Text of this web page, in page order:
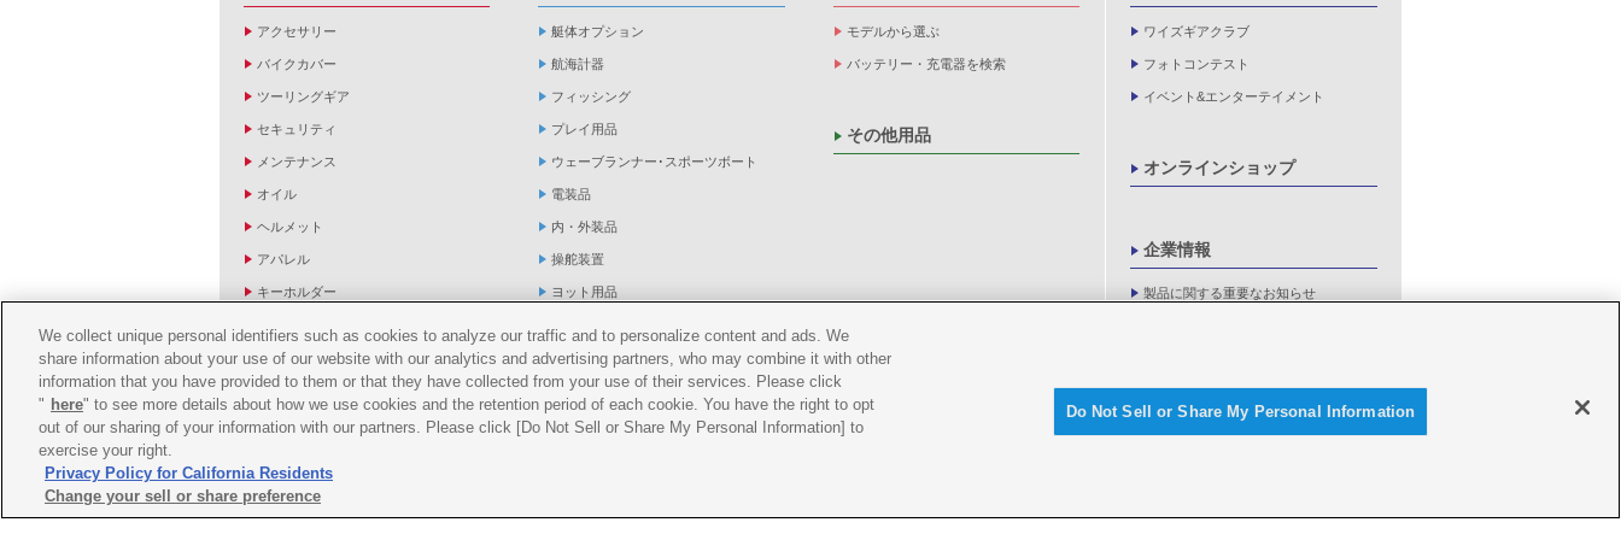
アクセサリー
バイクカバー
ツーリングギア
セキュリティ
メンテナンス
オイル
ヘルメット
アパレル
キーホルダー
バイク雑貨
YZF R1/R6レーシングキットパーツ
艇体オプション
航海計器
フィッシング
プレイ用品
ウェーブランナー･スポーツボート
電装品
内・外装品
操舵装置
ヨット用品
救命品・検査品
メンテナンス
アパレル
モデルから選ぶ
バッテリー・充電器を検索
その他用品
ワイズギアクラブ
フォトコンテスト
イベント&エンターテイメント
オンラインショップ
企業情報
製品に関する重要なお知らせ
We collect unique personal identifiers such as cookies to analyze our traffic and to personalize content and ads. We
share information about your use of our website with our analytics and advertising partners, who may combine it with other
information that you have provided to them or that they have collected from your use of their services. Please click
" here" to see more details about how we use cookies and the retention period of each cookie. You have the right to opt
out of our sharing of your information with our partners. Please click [Do Not Sell or Share My Personal Information] to
exercise your right.
Privacy Policy for California Residents
Change your sell or share preference
Do Not Sell or Share My Personal Information